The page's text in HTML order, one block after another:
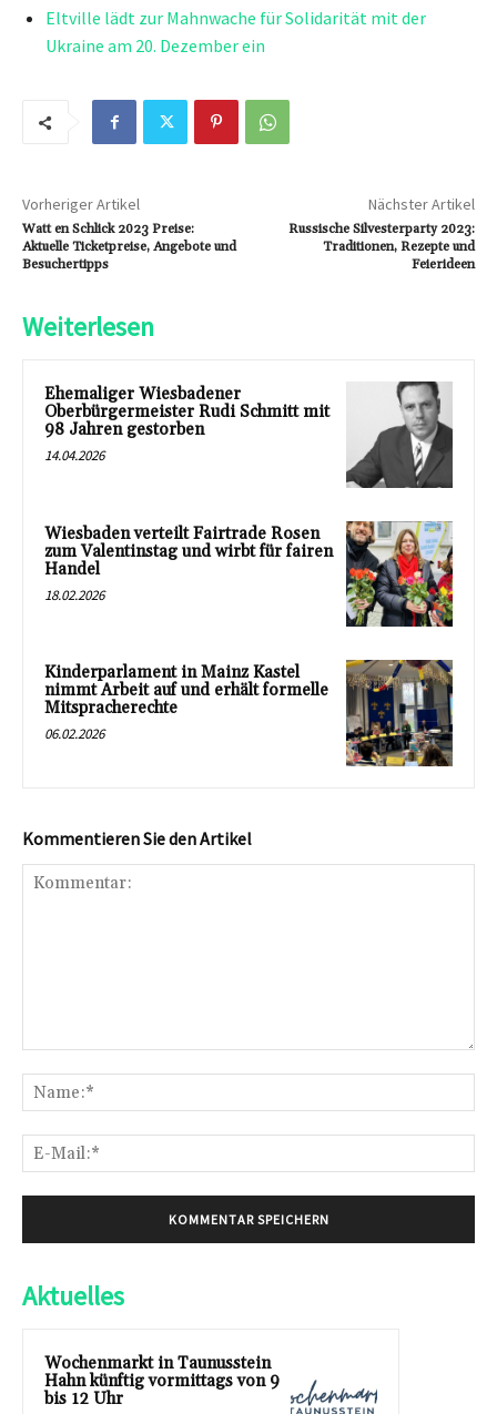
Eltville lädt zur Mahnwache für Solidarität mit der
Ukraine am 20. Dezember ein
Vorheriger Artikel
Watt en Schlick 2023 Preise:
Aktuelle Ticketpreise, Angebote und
Besuchertipps
Nächster Artikel
Russische Silvesterparty 2023:
Traditionen, Rezepte und
Feierideen
Weiterlesen
Ehemaliger Wiesbadener
Oberbürgermeister Rudi Schmitt mit
98 Jahren gestorben
14.04.2026
Wiesbaden verteilt Fairtrade Rosen
zum Valentinstag und wirbt für fairen
Handel
18.02.2026
Kinderparlament in Mainz Kastel
nimmt Arbeit auf und erhält formelle
Mitspracherechte
06.02.2026
Kommentieren Sie den Artikel
Aktuelles
Wochenmarkt in Taunusstein
Hahn künftig vormittags von 9
bis 12 Uhr